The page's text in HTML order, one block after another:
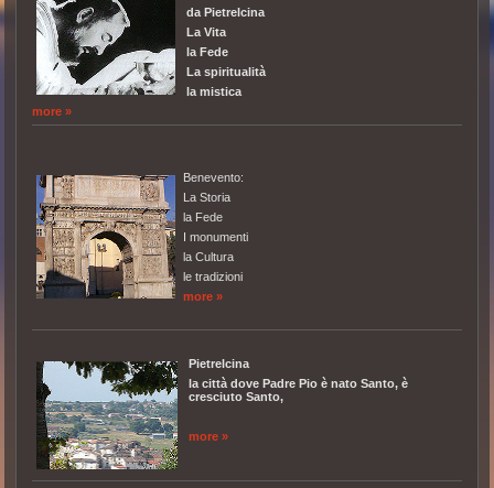
da Pietrelcina
La Vita
la Fede
La spiritualità
la mistica
more »
Benevento:
La Storia
la Fede
I monumenti
la Cultura
le tradizioni
more »
Pietrelcina
la città dove Padre Pio è nato Santo, è
cresciuto Santo,
more »